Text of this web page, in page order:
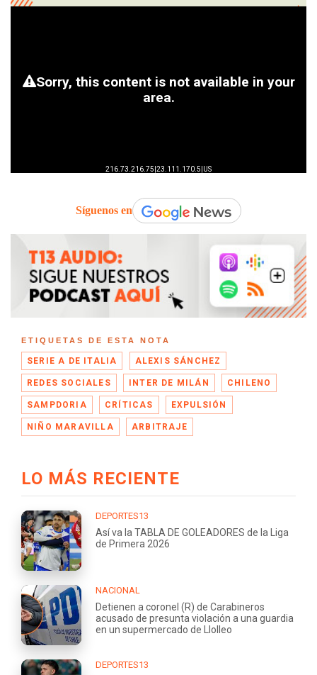
Síguenos en
ETIQUETAS DE ESTA NOTA
SERIE A DE ITALIA ALEXIS SÁNCHEZ
REDES SOCIALES INTER DE MILÁN CHILENO
SAMPDORIA CRÍTICAS EXPULSIÓN
NIÑO MARAVILLA ARBITRAJE
LO MÁS RECIENTE
DEPORTES13
Así va la TABLA DE GOLEADORES de la Liga
de Primera 2026
NACIONAL
Detienen a coronel (R) de Carabineros
acusado de presunta violación a una guardia
en un supermercado de Llolleo
DEPORTES13